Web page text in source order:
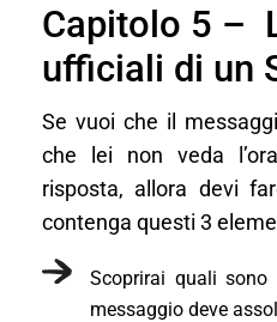
Capitolo 5 –
ufficiali di un
Se vuoi che il
che lei non veda
risposta, allora devi
contenga questi 3
Scoprirai quali
messaggio deve